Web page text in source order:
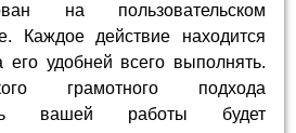
на пользовательском
Каждое действие находится
его удобней всего выполнять.
грамотного подхода
вашей работы будет